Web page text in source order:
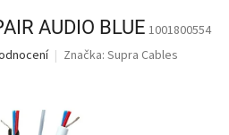
AUDIO BLUE 1001800554
Značka: Supra Cables